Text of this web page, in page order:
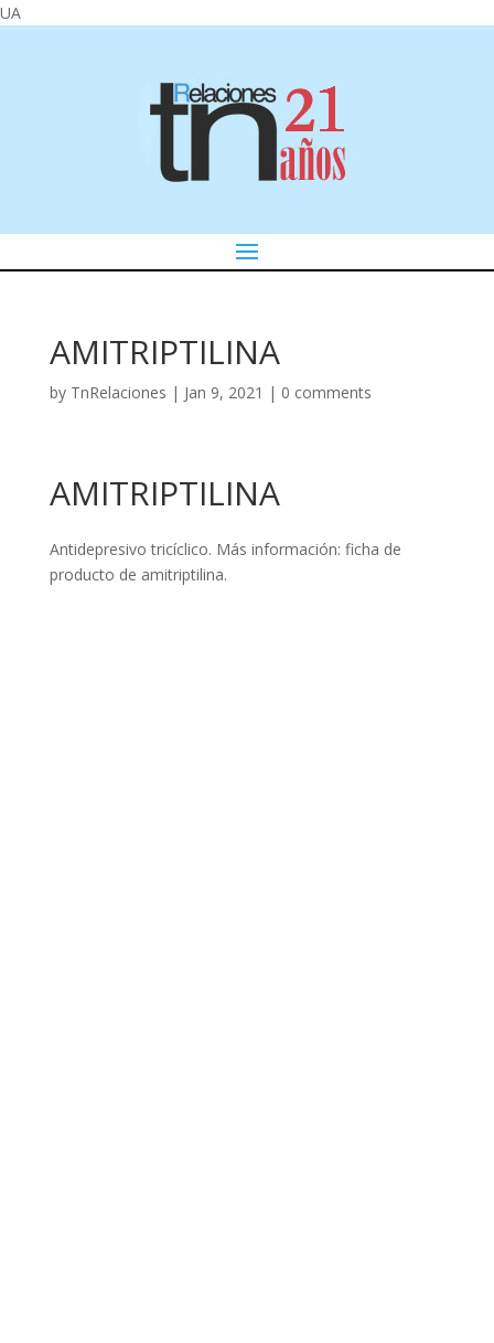
UA
AMITRIPTILINA
by TnRelaciones | Jan 9, 2021 | 0 comments
AMITRIPTILINA
Antidepresivo tricíclico. Más información: ficha de
producto de amitriptilina.